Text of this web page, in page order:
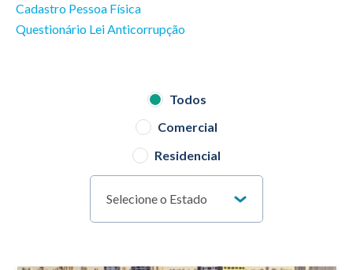
Cadastro Pessoa Física
Questionário Lei Anticorrupção
Todos
Comercial
Residencial
Selecione o Estado